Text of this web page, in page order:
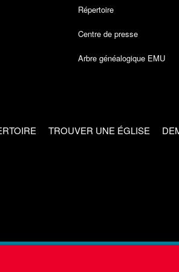
Répertoire
Centre de presse
Arbre généalogique EMU
TROUVER UNE ÉGLISE